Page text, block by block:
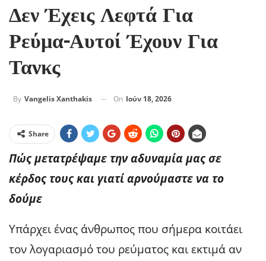
Δεν Έχεις Λεφτά Για
Ρεύμα-Αυτοί Έχουν Για
Τανκς
By Vangelis Xanthakis On Ιούν 18, 2026
Share
Πώς μετατρέψαμε την αδυναμία μας σε
κέρδος τους και γιατί αρνούμαστε να το
δούμε
Υπάρχει ένας άνθρωπος που σήμερα κοιτάει
τον λογαριασμό του ρεύματος και εκτιμά αν